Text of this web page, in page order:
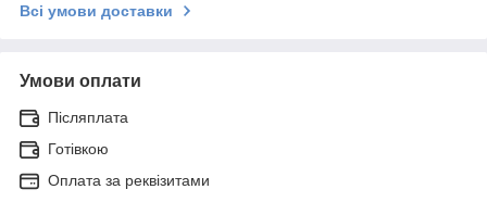
Всі умови доставки
Умови оплати
Післяплата
Готівкою
Оплата за реквізитами